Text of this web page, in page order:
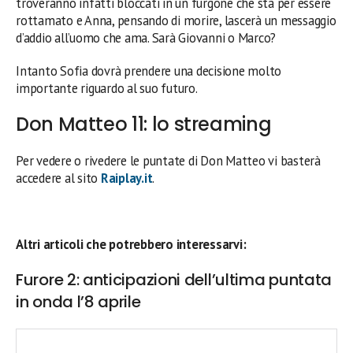
rottamato e Anna, pensando di morire, lascerà un messaggio
d’addio all’uomo che ama. Sarà Giovanni o Marco?
Intanto Sofia dovrà prendere una decisione molto
importante riguardo al suo futuro.
Don Matteo 11: lo streaming
Per vedere o rivedere le puntate di Don Matteo vi basterà
accedere al sito Raiplay.it.
Altri articoli che potrebbero interessarvi:
Furore 2: anticipazioni dell’ultima puntata
in onda l’8 aprile